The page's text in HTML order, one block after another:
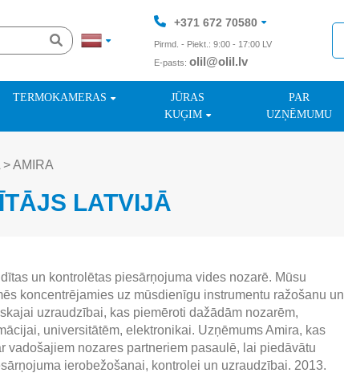
+371 672 70580
Pirmd. - Piekt.: 9:00 - 17:00 LV
E-pasts: olil@olil.lv
+371 287 11411
TERMOKAMERAS
JŪRAS
KUĢIM
PAR
UZŅĒMUMU
>AMIRA
LATVIJĀ
un kontrolētas piesārņojuma vides nozarē. Mūsu
koncentrējamies uz mūsdienīgu instrumentu ražošanu un
uzraudzībai, kas piemēroti dažādām nozarēm,
universitātēm, elektronikai. Uzņēmums Amira, kas
vadošajiem nozares partneriem pasaulē, lai piedāvātu
ierobežošanai, kontrolei un uzraudzībai. 2013.